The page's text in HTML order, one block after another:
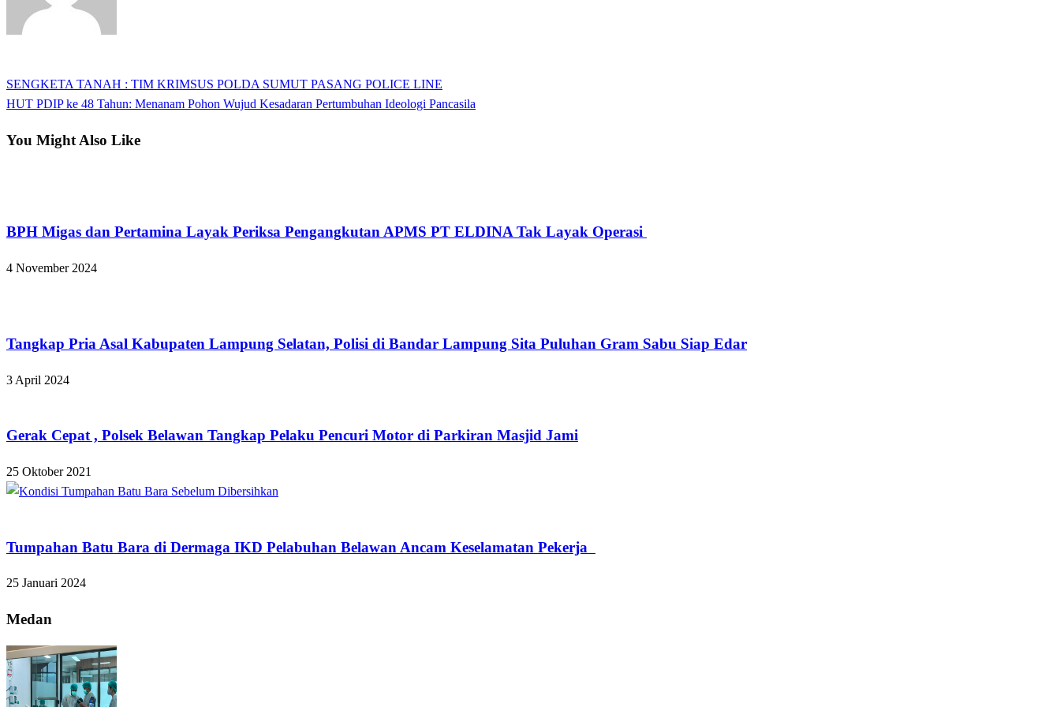
Navigasi
Previous
Post
SENGKETA TANAH : TIM KRIMSUS POLDA SUMUT PASANG POLICE LINE
Next
HUT PDIP ke 48 Tahun: Menanam Pohon Wujud Kesadaran Pertumbuhan Ideologi Pancasila
You Might Also Like
BPH Migas dan Pertamina Layak Periksa Pengangkutan APMS PT ELDINA Tak Layak Operasi
4 November 2024
Tangkap Pria Asal Kabupaten Lampung Selatan, Polisi di Bandar Lampung Sita Puluhan Gram Sabu Siap Edar
3 April 2024
Gerak Cepat , Polsek Belawan Tangkap Pelaku Pencuri Motor di Parkiran Masjid Jami
25 Oktober 2021
Tumpahan Batu Bara di Dermaga IKD Pelabuhan Belawan Ancam Keselamatan Pekerja
25 Januari 2024
Medan